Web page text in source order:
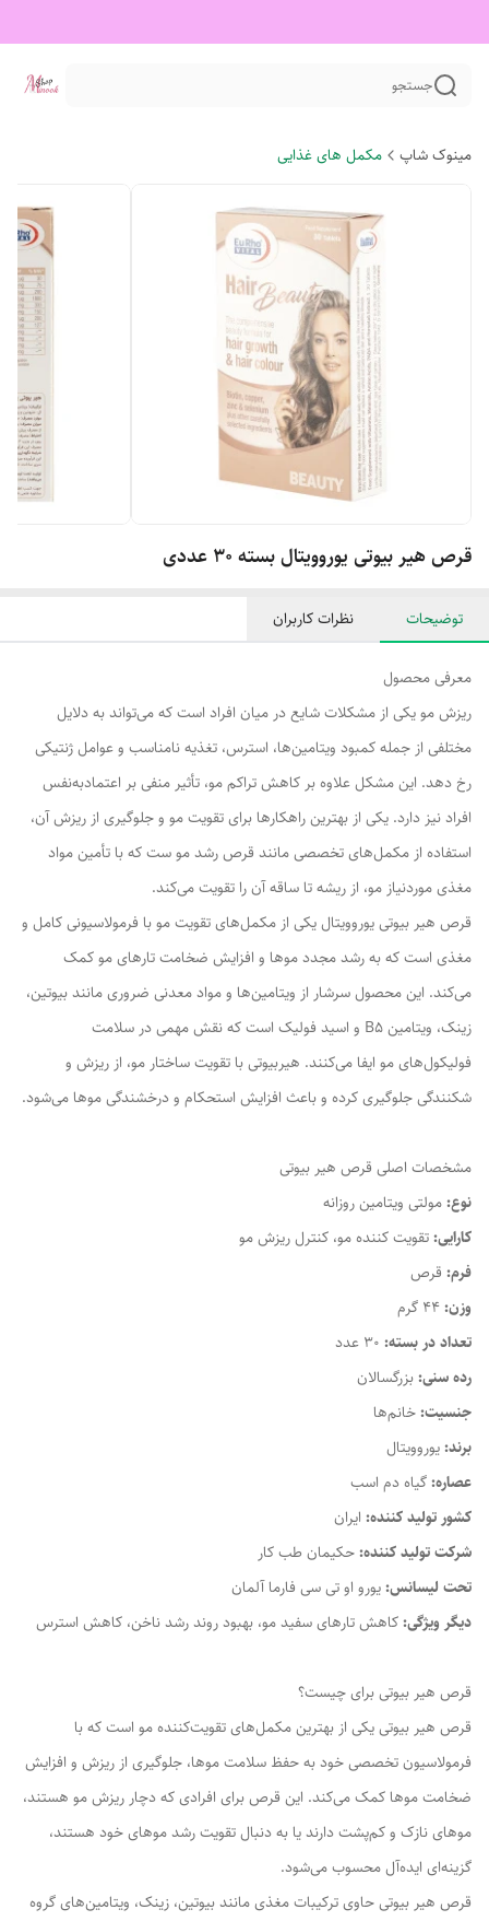
جستجو
مینوک شاپ مکمل های غذایی
قرص هیر بیوتی یوروویتال بسته 30 عددی
توضیحات نظرات کاربران
معرفی محصول
ریزش مو یکی از مشکلات شایع در میان افراد است که می‌تواند به دلایل
مختلفی از جمله کمبود ویتامین‌ها، استرس، تغذیه نامناسب و عوامل ژنتیکی
رخ دهد. این مشکل علاوه بر کاهش تراکم مو، تأثیر منفی بر اعتمادبه‌نفس
افراد نیز دارد. یکی از بهترین راهکارها برای تقویت مو و جلوگیری از ریزش آن،
استفاده از مکمل‌های تخصصی مانند قرص رشد مو ست که با تأمین مواد
مغذی موردنیاز مو، از ریشه تا ساقه آن را تقویت می‌کند.
قرص هیر بیوتی یوروویتال یکی از مکمل‌های تقویت مو با فرمولاسیونی کامل و
مغذی است که به رشد مجدد موها و افزایش ضخامت تارهای مو کمک
می‌کند. این محصول سرشار از ویتامین‌ها و مواد معدنی ضروری مانند بیوتین،
زینک، ویتامین B5 و اسید فولیک است که نقش مهمی در سلامت
فولیکول‌های مو ایفا می‌کنند. هیربیوتی با تقویت ساختار مو، از ریزش و
شکنندگی جلوگیری کرده و باعث افزایش استحکام و درخشندگی موها می‌شود.
مشخصات اصلی قرص هیر بیوتی
نوع:مولتی ویتامین روزانه
کارایی:تقویت کننده مو، کنترل ریزش مو
فرم: قرص
وزن:
تعداد در بسته:
رده سنی:بزرگسالان
جنسیت:خانم‌ها
برند:یوروویتال
عصاره:گیاه دم اسب
کشور تولید کننده: ایران
شرکت تولید کننده:حکیمان طب کار
تحت لیسانس:یورو او تی سی فارما آلمان
دیگر ویژگی‌:کاهش تارهای سفید مو، بهبود روند رشد ناخن، کاهش استرس
قرص هیر بیوتی برای چیست؟
قرص هیر بیوتی یکی از بهترین مکمل‌های تقویت‌کننده مو است که با
فرمولاسیون تخصصی خود به حفظ سلامت موها، جلوگیری از ریزش و افزایش
ضخامت موها کمک می‌کند. این قرص برای افرادی که دچار ریزش مو هستند،
موهای نازک و کم‌پشت دارند یا به دنبال تقویت رشد موهای خود هستند،
گزینه‌ای ایده‌آل محسوب می‌شود.
قرص هیر بیوتی حاوی ترکیبات مغذی مانند بیوتین، زینک، ویتامین‌های گروه